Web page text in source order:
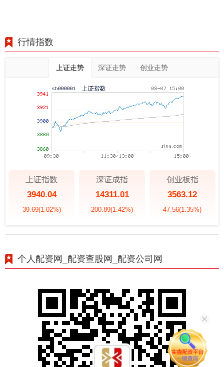
行情指数
上证走势 深证走势 创业走势
上证指数
3940.04
39.69(1.02%)
深证成指
14311.01
200.89(1.42%)
创业板指
3563.12
47.56(1.35%)
个人配资网_配资查股网_配资公司网